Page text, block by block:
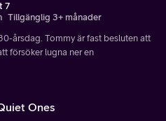
7
Tillgänglig 3+ månader
årsdag. Tommy är fast besluten att
försöker lugna ner en
Ones